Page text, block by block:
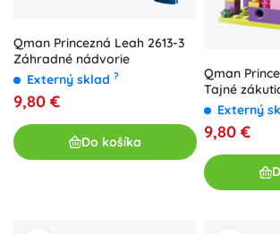
Qman Princezná Leah 2613-3
Záhradné nádvorie
Externý sklad ?
9,80 €
Do košíka
Qman
Tajné
Externý
9,80 €